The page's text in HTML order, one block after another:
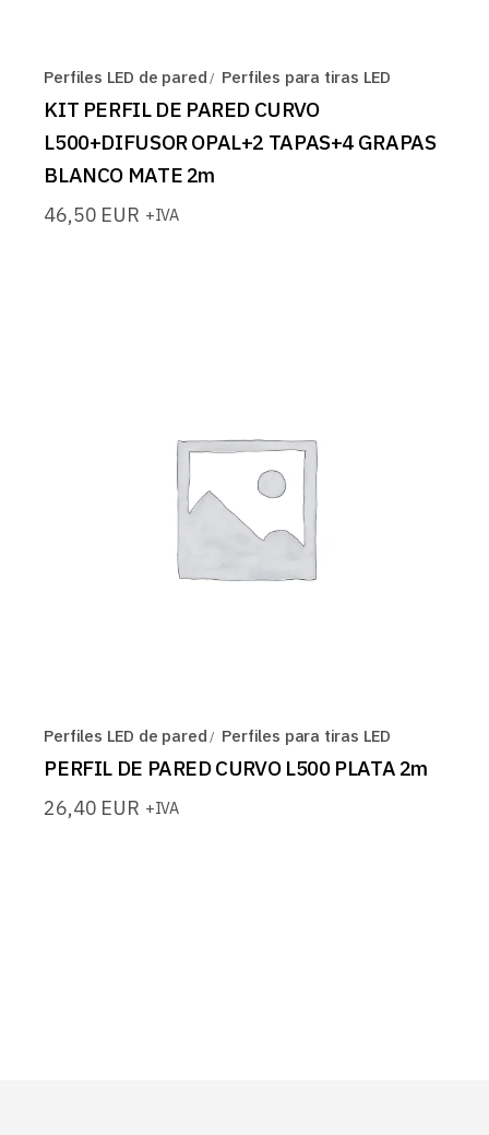
Perfiles LED de pared Perfiles para tiras LED
KIT PERFIL DE PARED CURVO
L500+DIFUSOR OPAL+2 TAPAS+4 GRAPAS
BLANCO MATE 2m
46,50 EUR +IVA
Perfiles LED de pared Perfiles para tiras LED
PERFIL DE PARED CURVO L500 PLATA 2m
26,40 EUR +IVA